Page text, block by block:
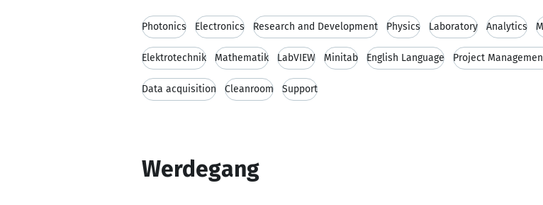
Photonics Electronics Research and Development Physics Laboratory Analytics
Elektrotechnik Mathematik LabVIEW Minitab English Language Project
Data acquisition Cleanroom Support
Werdegang